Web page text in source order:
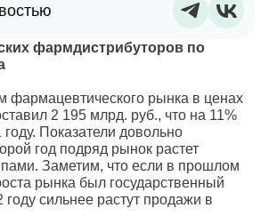
фармдистрибуторов по
фармацевтического рынка в ценах
2 195 млрд. руб., что на 11%
Показатели довольно
год подряд рынок растет
Заметим, что если в прошлом
рынка был государственный
году сильнее растут продажи в